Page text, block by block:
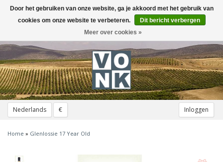
Nederlands € Inloggen
Toggle
navigation
Home » Glenlossie 17 Year Old
Door het gebruiken van onze website, ga je akkoord met het gebruik van
cookies om onze website te verbeteren.
Dit bericht verbergen
Meer over cookies »